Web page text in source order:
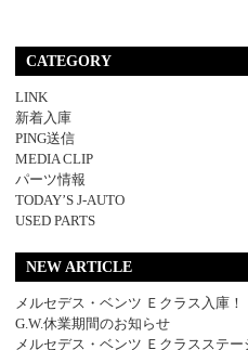
CATEGORY
LINK
新着入庫
PING送信
MEDIA CLIP
パーツ情報
TODAY’S J-AUTO
USED PARTS
NEW ARTICLE
メルセデス・ベンツ Ｅクラス入庫！
G.W.休業期間のお知らせ
メルセデス・ベンツ Ｅクラスステー